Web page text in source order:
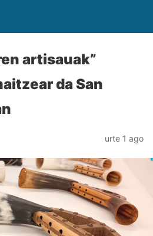
artisauak”
da San
urte 1 ago